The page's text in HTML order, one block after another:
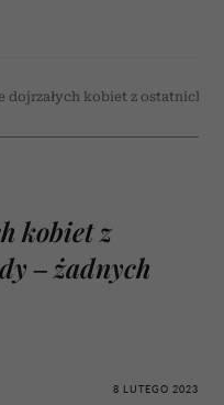
dojrzałych kobiet z ostatnich
kobiet z
– żadnych
8 LUTEGO 2023